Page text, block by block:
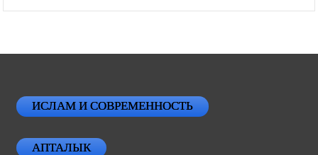
ИСЛАМ И СОВРЕМЕННОСТЬ
АПТАЛЫК